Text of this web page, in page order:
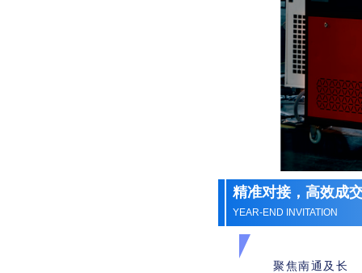
精准对接，高效成
YEAR-END INVITATION
聚焦南通及长